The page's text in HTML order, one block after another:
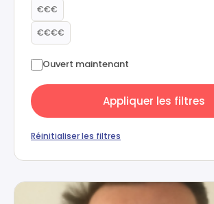
€€€
€€€€
Ouvert maintenant
Appliquer les filtres
Réinitialiser les filtres